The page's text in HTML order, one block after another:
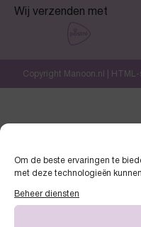
Om de beste ervaringen te
met deze technologieën
Beheer diensten
Wij verzenden met
Copyright Manoon.nl |